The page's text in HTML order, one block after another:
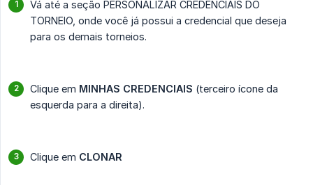
Vá até a seção PERSONALIZAR CREDENCIAIS DO
TORNEIO, onde você já possui a credencial que deseja
para os demais torneios.
Clique em MINHAS CREDENCIAIS (terceiro ícone da
esquerda para a direita).
Clique em CLONAR